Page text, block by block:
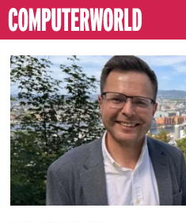
Emne:
microsoft
norge